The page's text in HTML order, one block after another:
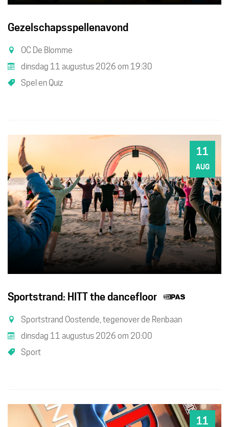
Gezelschapsspellenavond
OC De Blomme
dinsdag 11 augustus 2026 om 19:30
Spel en Quiz
11
AUG
Sportstrand: HITT the dancefloor
Sportstrand Oostende, tegenover de Renbaan
dinsdag 11 augustus 2026 om 20:00
Sport
11